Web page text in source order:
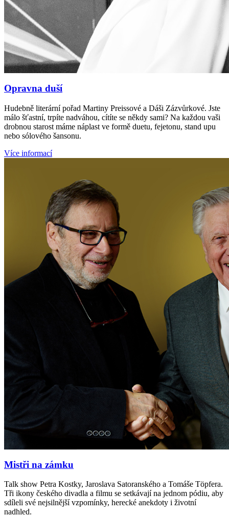
Opravna duší
Hudebně literární pořad Martiny Preissové a Dáši Zázvůrkové. Jste
málo šťastní, trpíte nadváhou, cítíte se někdy sami? Na každou vaši
drobnou starost máme náplast ve formě duetu, fejetonu, stand upu
nebo sólového šansonu.
Více informací
Mistři na zámku
Talk show Petra Kostky, Jaroslava Satoranského a Tomáše Töpfera.
Tři ikony českého divadla a filmu se setkávají na jednom pódiu, aby
sdíleli své nejsilnější vzpomínky, herecké anekdoty i životní
nadhled.